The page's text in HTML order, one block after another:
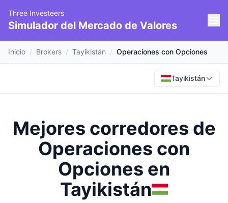
Three Investeers
Simulador del Mercado de Valores
Inicio / Brokers / Tayikistán / Operaciones con Opciones
Tayikistán
Mejores corredores de
Operaciones con
Opciones en
Tayikistán